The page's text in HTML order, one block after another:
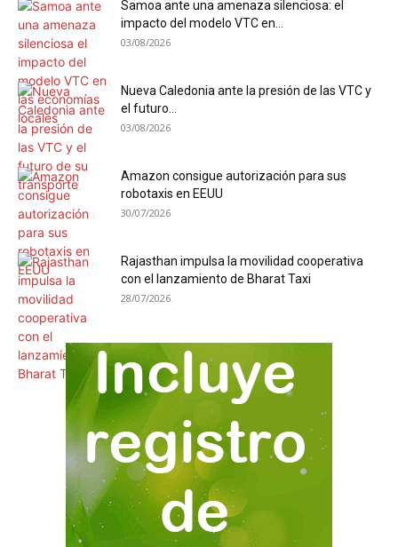
Samoa ante una amenaza silenciosa: el
impacto del modelo VTC en...
03/08/2026
Nueva Caledonia ante la presión de las VTC y
el futuro...
03/08/2026
Amazon consigue autorización para sus
robotaxis en EEUU
30/07/2026
Rajasthan impulsa la movilidad cooperativa
con el lanzamiento de Bharat Taxi
28/07/2026